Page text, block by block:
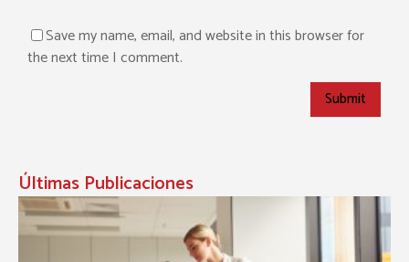
Save my name, email, and website in this browser for
the next time I comment.
Últimas Publicaciones